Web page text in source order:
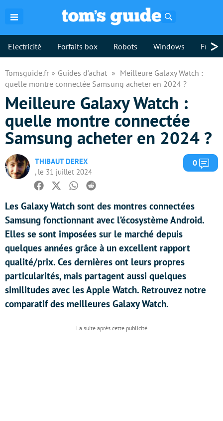
Electricité Forfaits box Robots Windows >
Tomsguide.fr Guides d'achat
Meilleure Galaxy Watch :
quelle montre connectée Samsung acheter en 2024 ?
Meilleure Galaxy Watch :
quelle montre connectée
Samsung acheter en 2024 ?
THIBAUT DEREX
, le 31 juillet 2024
0
Facebook
TwitterWhatsapp
Reddit
Les Galaxy Watch sont des montres connectées
Samsung fonctionnant avec l’écosystème Android.
Elles se sont imposées sur le marché depuis
quelques années grâce à un excellent rapport
qualité/prix. Ces dernières ont leurs propres
particularités, mais partagent aussi quelques
similitudes avec les Apple Watch. Retrouvez notre
comparatif des meilleures Galaxy Watch.